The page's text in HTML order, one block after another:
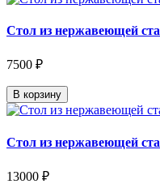
Стол из нержавеющей
7500 ₽
В корзину
Стол из нержавеющей
13000 ₽